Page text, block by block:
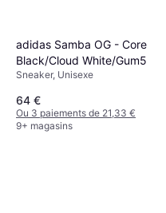
adidas Samba OG - Core
Black/Cloud White/Gum5
Sneaker, Unisexe
64 €
Ou 3 paiements de 21,33 €
9+ magasins